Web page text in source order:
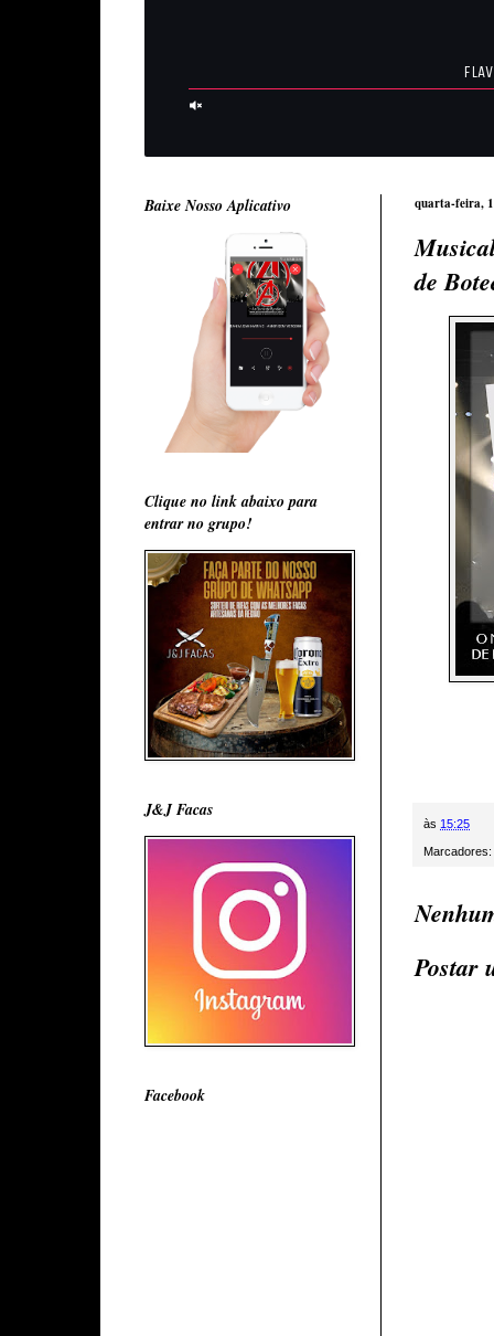
quarta-feira,
de
às 15:25
Marcadores:
Postar
Baixe Nosso Aplicativo
Clique no link abaixo para
entrar no grupo!
J&J Facas
Facebook